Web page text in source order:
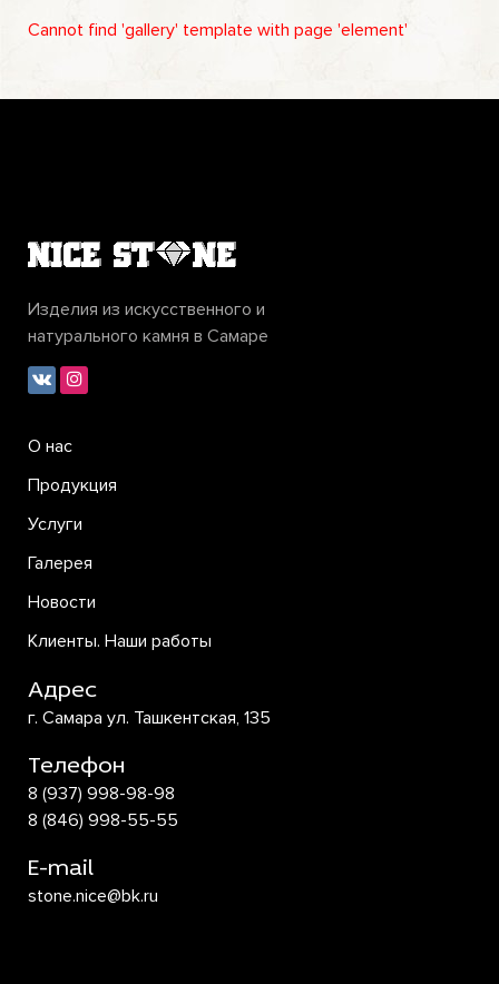
Cannot find 'gallery' template with page 'element'
Изделия из искусственного и
натурального камня в Самаре
О нас
Продукция
Услуги
Галерея
Новости
Клиенты. Наши работы
Адрес
г. Самара ул. Ташкентская, 135
Телефон
8 (937) 998-98-98
8 (846) 998-55-55
E-mail
stone.nice@bk.ru